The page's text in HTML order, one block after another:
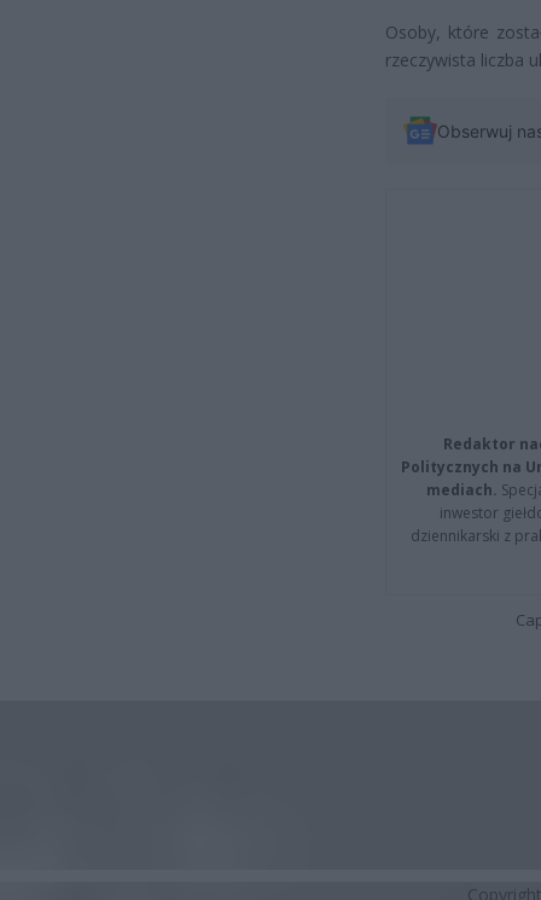
Osoby, które
rzeczywista liczba
Obserwuj
Redaktor
Politycznych na
mediach.
inwestor
dziennikarski z